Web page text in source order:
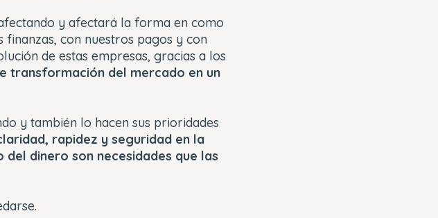
y afectará la forma en como
con nuestros pagos y con
de estas empresas, gracias a los
transformación del mercado en un
y también lo hacen sus prioridades
rapidez y seguridad en la
dinero son necesidades que las